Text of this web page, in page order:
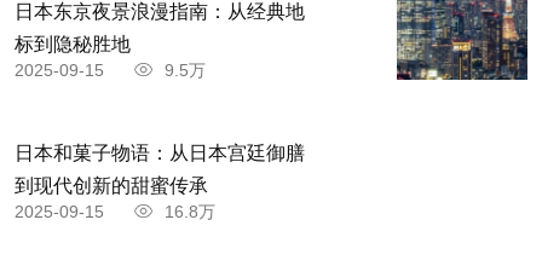
日本东京夜景浪漫指南：从经典地
标到隐秘胜地
2025-09-15 9.5万
日本和菓子物语：从日本宫廷御膳
到现代创新的甜蜜传承
2025-09-15 16.8万